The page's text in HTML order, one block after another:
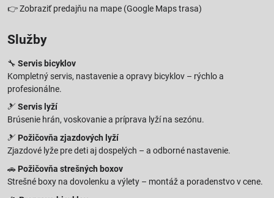
👉Zobraziť predajňu na mape (Google Maps trasa)
Služby
🔧 Servis bicyklov
Kompletný servis, nastavenie a opravy bicyklov – rýchlo a
profesionálne.
🎿 Servis lyží
Brúsenie hrán, voskovanie a príprava lyží na sezónu.
🎿 Požičovňa zjazdových lyží
Zjazdové lyže pre deti aj dospelých – a odborné nastavenie.
🚗 Požičovňa strešných boxov
Strešné boxy na dovolenku a výlety – montáž a poradenstvo v cene.